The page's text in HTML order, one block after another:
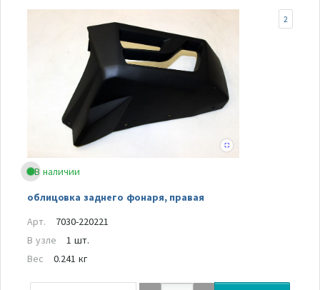
В наличии
облицовка заднего фонаря, правая
2
Арт.
7030-220221
В узле
1 шт.
Вес
0.241 кг